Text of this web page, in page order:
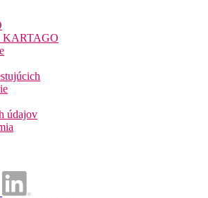
s obsluhou (1 x za pobyt zadarmo v rámci
zadarmo)
priestoroch (zadarmo)
miestnosť
a slnečníky zadarmo)
(vyhrievaný v zime)
KARTAGO
údajov